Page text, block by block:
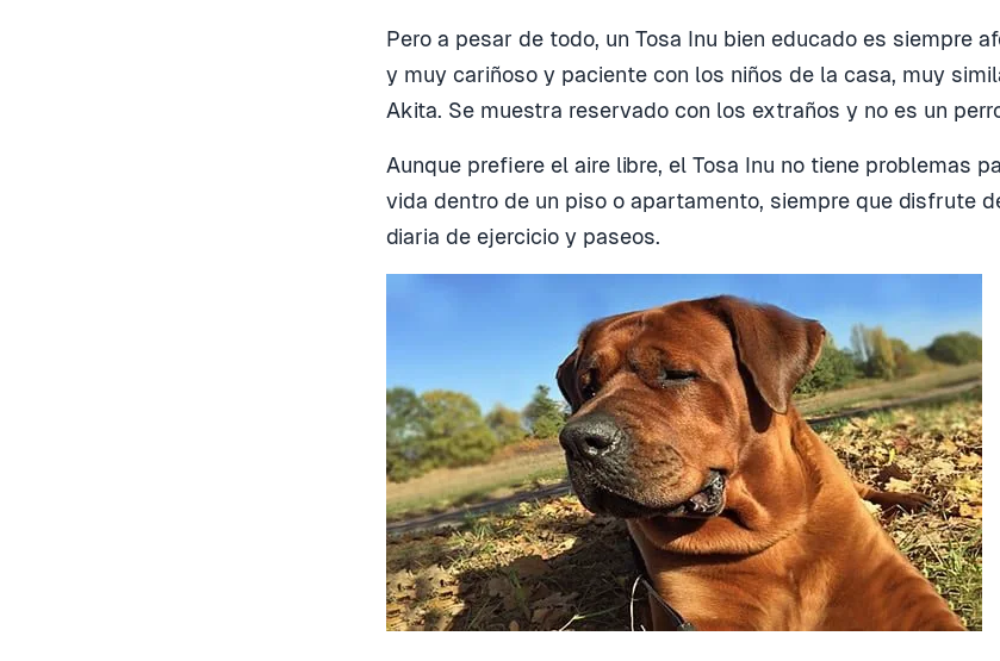
Pero a pesar de todo, un Tosa Inu bien educado es siempre
y muy cariñoso y paciente con los niños de la casa, muy
Akita. Se muestra reservado con los extraños y no es un
Aunque prefiere el aire libre, el Tosa Inu no tiene problemas
vida dentro de un piso o apartamento, siempre que disfrute
diaria de ejercicio y paseos.